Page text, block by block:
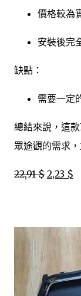
價格較為
安裝後完
缺點：
需要一定
總結來說，這
眾途觀的需求
22,91 $ 2,23 $